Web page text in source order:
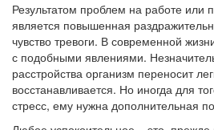
Результатом проблем на работе или
является повышенная
чувство тревоги. В современной
с подобными явлениями.
расстройства организм переносит
восстанавливается. Но иногда для
стресс, ему нужна дополнительная